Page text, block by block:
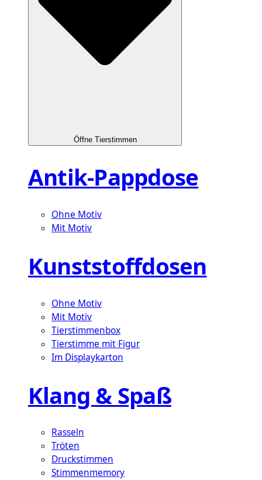
Öffne Tierstimmen
Antik-Pappdose
Ohne Motiv
Mit Motiv
Kunststoffdosen
Ohne Motiv
Mit Motiv
Tierstimmenbox
Tierstimme mit Figur
Im Displaykarton
Klang & Spaß
Rasseln
Tröten
Druckstimmen
Stimmenmemory